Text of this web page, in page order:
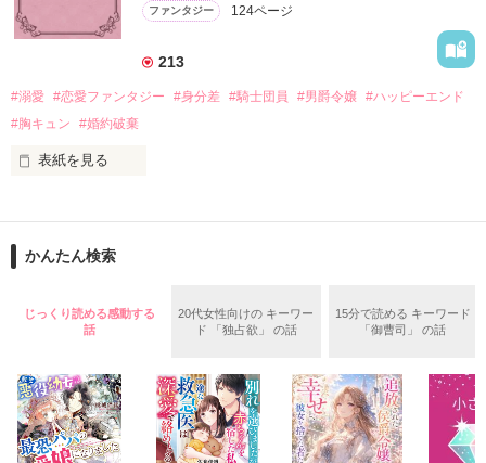
＊この世界のお金はお札にさせてください。
＊なろう、カクヨム、アルファポリス掲載中
作品を読む
バンジーした侯爵令嬢の先にいたのは
甘いマスクの公爵様の頭上でした
「…は？」
リリィ・ロゼッタ侯爵令嬢
透き通るほど白い肌と華奢の手足
ギル・レイヴン公爵
ファンタジー 124ページ
213
#溺愛 #恋愛ファンタジー #身分差 #騎士団員 #男爵令嬢 #ハッピーエンド
#胸キュン
#婚約破棄
表紙を見る
目が覚めたら、自分の隣に知らない男が眠っていた。
朝の鍛錬が迫っていて置いていったが……
鍛錬後の業務中に遭遇、彼はあの近衛騎士団長だと判明した。
「そうだな……黙ってはおいてやろう。だが、何でもするとい
う言葉は言わないほうがいい」
かんたん検索
じっくり読める感動する
話
20代女性向けの キーワー
ド 「独占欲」 の話
15分で読める キーワード
「御曹司」 の話